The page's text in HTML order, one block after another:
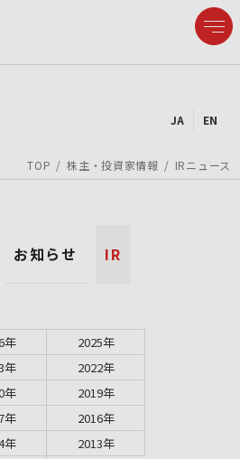
JA EN
TOP 株主・投資家情報 IRニュース
お知らせ IR
年
2025年
年
2022年
年
2019年
年
2016年
年
2013年